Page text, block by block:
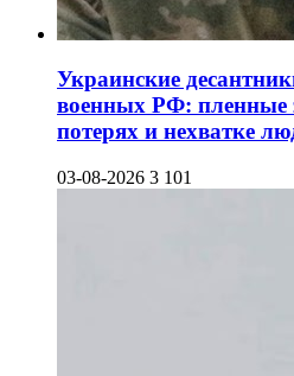
Украинские
военных РФ: пленные
потерях и нехватке
03-08-2026 3 101